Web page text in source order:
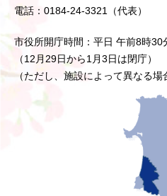
電話：0184-24-3321（代表）
市役所開庁時間：平日 午前8時30
（12月29日から1月3日は閉庁）
（ただし、施設によって異なる場